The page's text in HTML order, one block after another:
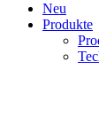
Neu
Produkte